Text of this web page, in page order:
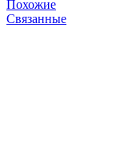
Похожие
Связанные